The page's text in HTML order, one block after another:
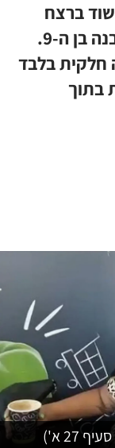
שבע, חשוד ברצח
אשתו מירב אדרי ואנונו ובדקירת בנה בן ה-9.
חלקית בלבד
בתוך
27 א')